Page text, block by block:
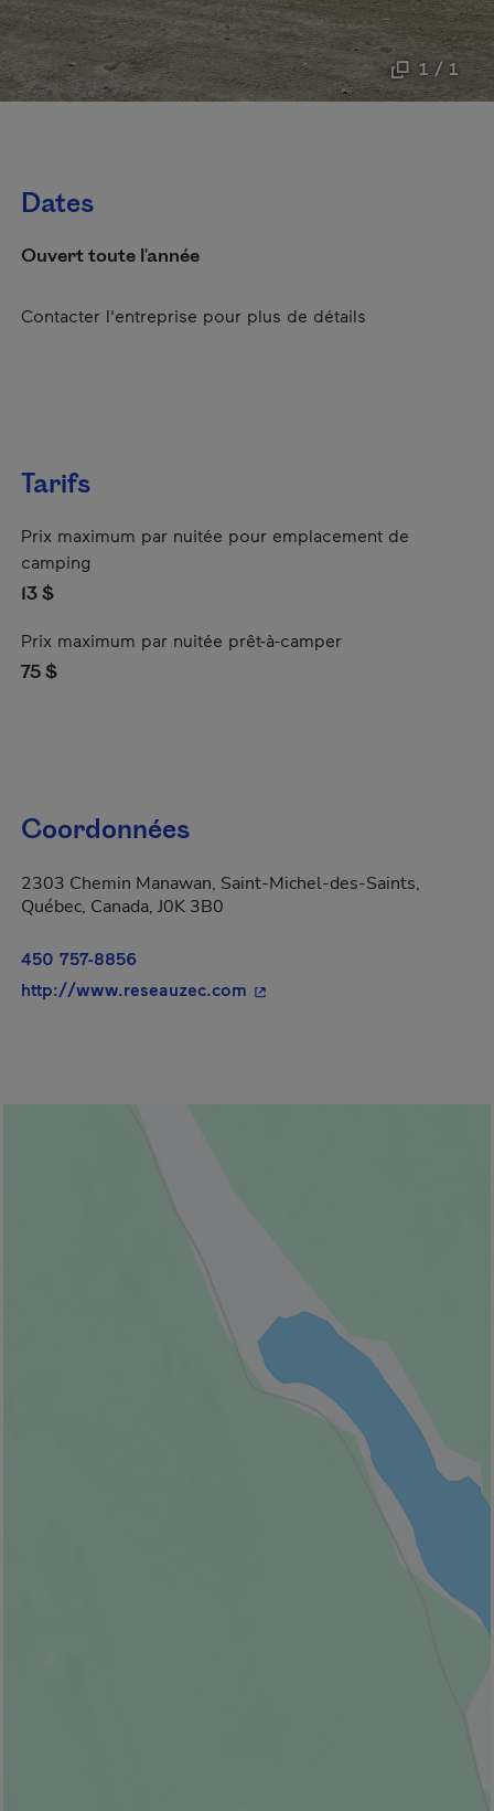
1 / 1
Dates
Ouvert toute l'année
Contacter l'entreprise pour plus de détails
Tarifs
Prix maximum par nuitée pour emplacement de
camping
13 $
Prix maximum par nuitée prêt-à-camper
75 $
Coordonnées
2303 Chemin Manawan, Saint-Michel-des-Saints,
Québec, Canada, J0K 3B0
450 757-8856
http://www.reseauzec.com - Cet hyperlien s'ouvrira